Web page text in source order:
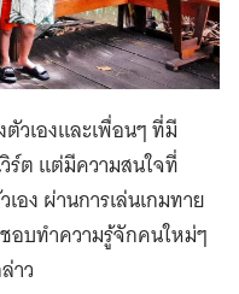
ตัวเองและเพื่อนๆ ที่มี
ร์ต แต่มีความสนใจที่
ง ผ่านการเล่นเกมทาย
อบทำความรู้จักคนใหม่ๆ
าว